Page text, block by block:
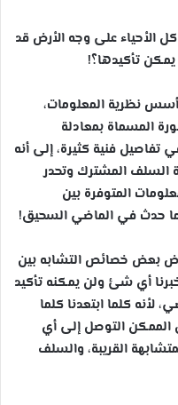
الأحياء على وجه الأرض قد
تأكيدها؟!
نظرية المعلومات،
المسماة بمعادلة
تفاصيل فنية كثيرة، إلى أنه
السلف المشترك وتحدر
المتوفرة بين
عما حدث في الماضي السحيق!
بعض خصائص التشابه بين
أي شئ ولن يمكنه تأكيد
لأنه كلما ابتعدنا كلما
الممكن التوصل إلى أي
القريبة، والسلف